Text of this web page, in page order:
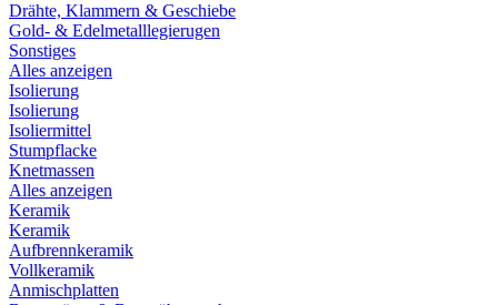
Drähte, Klammern & Geschiebe
Gold- & Edelmetalllegierugen
Sonstiges
Alles anzeigen
Isolierung
Isolierung
Isoliermittel
Stumpflacke
Knetmassen
Alles anzeigen
Keramik
Keramik
Aufbrennkeramik
Vollkeramik
Anmischplatten